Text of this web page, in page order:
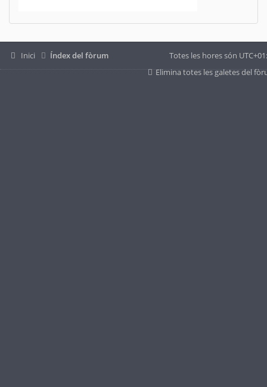
Inici Índex del fòrum Totes les hores són
Elimina totes les galetes del